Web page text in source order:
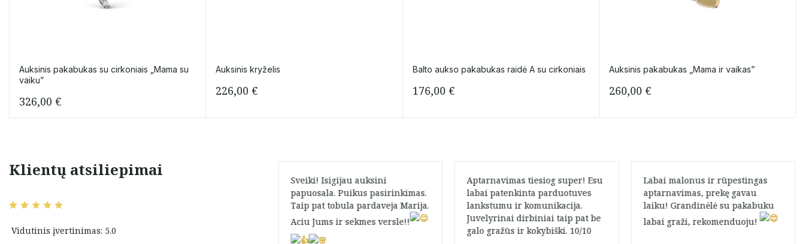
Auksinis pakabukas su cirkoniais „Mama su
vaiku”
326,00 €
Auksinis kryželis
226,00€
Balto aukso pakabukas raidė A su cirkoniais
176,00 €
Auksinis pakabukas „Mama ir vaikas”
260,00 €
Klientų atsiliepimai
Vidutinis įvertinimas: 5.0
auksinius
prekyboje
Шикарный выбор, по низкой
качественных ювелирных
Sveiki! Isigijau auksini
papuosala. Puikus pasirinkimas.
Taip pat tobula pardaveja Marija.
Aciu Jums ir sekmes versle!!
Aptarnavimas tiesiog super! Esu
labai patenkinta parduotuves
lankstumu ir komunikacija.
Juvelyrinai dirbiniai taip pat be
galo gražūs ir kokybiški. 10/10
Labai malonus ir rūpestingas
aptarnavimas, prekę gavau
laiku! Grandinėlė su pakabuku
labai graži, rekomenduoju! ️